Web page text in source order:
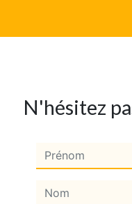
N'hésitez